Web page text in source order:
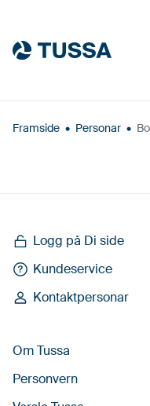
Framside • Personar •
Logg på Di side
Kundeservice
Kontaktpersonar
Om Tussa
Personvern